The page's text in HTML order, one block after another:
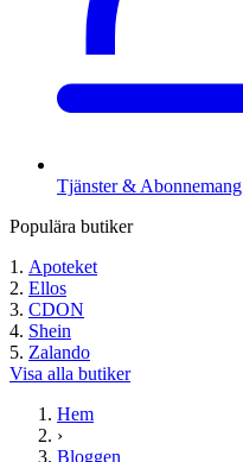
Tjänster & Abonnemang
Populära butiker
Apoteket
Ellos
CDON
Shein
Zalando
Visa alla butiker
Hem
›
Bloggen